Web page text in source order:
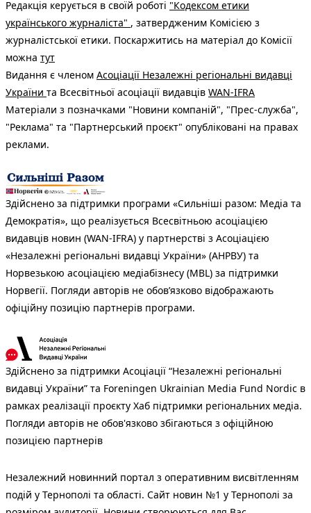
Редакція керується в своїй роботі "Кодексом етики
українського журналіста" , затвердженим Комісією з
журналістської етики. Поскаржитись на матеріал до Комісії
можна тут
Видання є членом Асоціації Незалежні регіональні видавці
України та Всесвітньої асоціації видавців WAN-IFRA
Матеріали з позначками "Новини компаній", "Прес-служба",
"Реклама" та "Партнерський проєкт" опубліковані на правах
реклами.
Здійснено за підтримки програми «Сильніші разом: Медіа та
Демократія», що реалізується Всесвітньою асоціацією
видавців новин (WAN-IFRA) у партнерстві з Асоціацією
«Незалежні регіональні видавці України» (АНРВУ) та
Норвезькою асоціацією медіабізнесу (MBL) за підтримки
Норвегії. Погляди авторів не обов’язково відображають
офіційну позицію партнерів програми.
Здійснено за підтримки Асоціації “Незалежні регіональні
видавці України” та Foreningen Ukrainian Media Fund Nordic в
рамках реалізації проєкту Хаб підтримки регіональних медіа.
Погляди авторів не обов'язково збігаються з офіційною
позицією партнерів
Незалежний новинний портал з оперативним висвітленням
подій у Тернополі та області. Сайт новин №1 у Тернополі за